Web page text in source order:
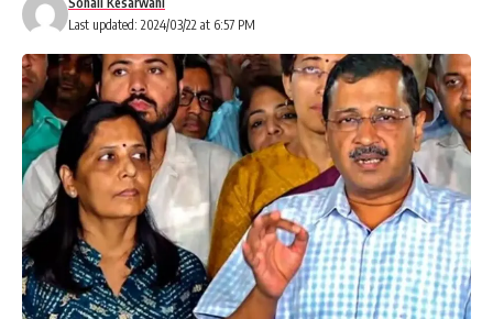
Last updated: 2024/03/22 at 6:57 PM